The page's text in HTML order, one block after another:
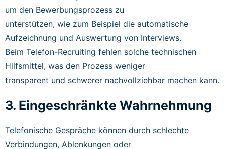
um den Bewerbungsprozess zu
unterstützen, wie zum Beispiel die automatische
Aufzeichnung und Auswertung von Interviews.
Beim Telefon-Recruiting fehlen solche technischen
Hilfsmittel, was den Prozess weniger
transparent und schwerer nachvollziehbar machen kann.
3. Eingeschränkte Wahrnehmung
Telefonische Gespräche können durch schlechte
Verbindungen, Ablenkungen oder